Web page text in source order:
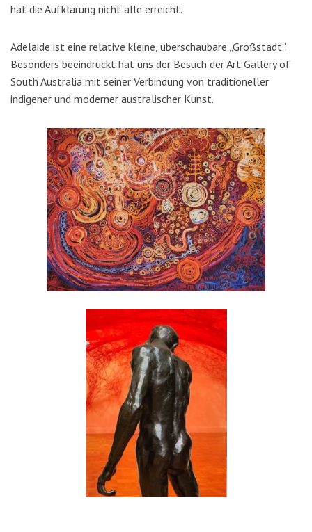
hat die Aufklärung nicht alle erreicht.
Adelaide ist eine relative kleine, überschaubare „Großstadt“.
Besonders beeindruckt hat uns der Besuch derArt Gallery of
South Australia mit seiner Verbindung von traditioneller
indigener und moderner australischer Kunst.